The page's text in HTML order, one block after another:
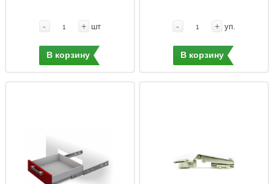
- + шт
В корзину
- + уп.
В корзину